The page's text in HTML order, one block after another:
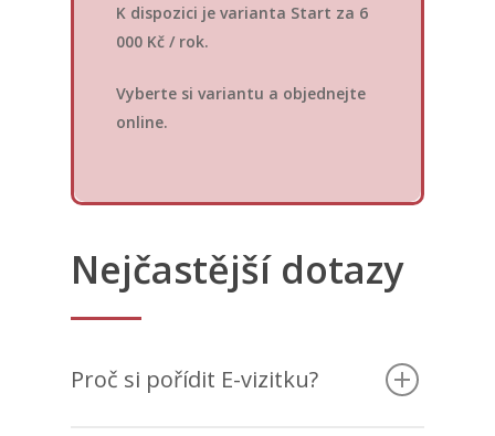
K dispozici je varianta Start za 6
000 Kč / rok.
Vyberte si variantu a objednejte
online.
Nejčastější dotazy
Proč si pořídit E-vizitku?